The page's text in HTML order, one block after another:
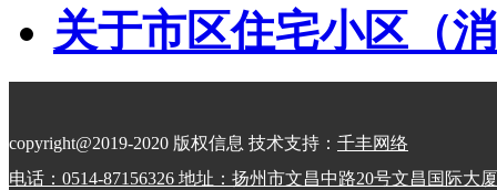
关于市区住宅小区（
copyright@2019-2020 版权信息 技术支持： 千丰网络
电话：0514-87156326 地址：扬州市文昌中路20号文昌国际大厦